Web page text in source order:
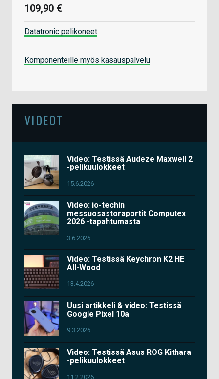
109,90 €
Datatronic pelikoneet
Komponenteille myös kasauspalvelu
VIDEOT
Video: Testissä Audeze Maxwell 2
-pelikuulokkeet
15.6.2026
Video: io-techin
messuosastoraportit Computex
2026 -tapahtumasta
3.6.2026
Video: Testissä Keychron K2 HE
All-Wood
13.4.2026
Uusi artikkeli & video: Testissä
Google Pixel 10a
9.3.2026
Video: Testissä Asus ROG Kithara
-pelikuulokkeet
11.2.2026